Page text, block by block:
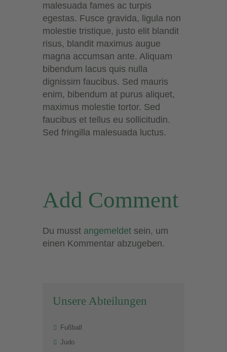
malesuada fames ac turpis
egestas. Fusce gravida, ligula non
molestie tristique, justo elit blandit
risus, blandit maximus augue
magna accumsan ante. Aliquam
bibendum lacus quis nulla
dignissim faucibus. Sed mauris
enim, bibendum at purus aliquet,
maximus molestie tortor. Sed
faucibus et tellus eu sollicitudin.
Sed fringilla malesuada luctus.
Add Comment
Du musst angemeldet sein, um
einen Kommentar abzugeben.
Unsere Abteilungen
Fußball
Judo